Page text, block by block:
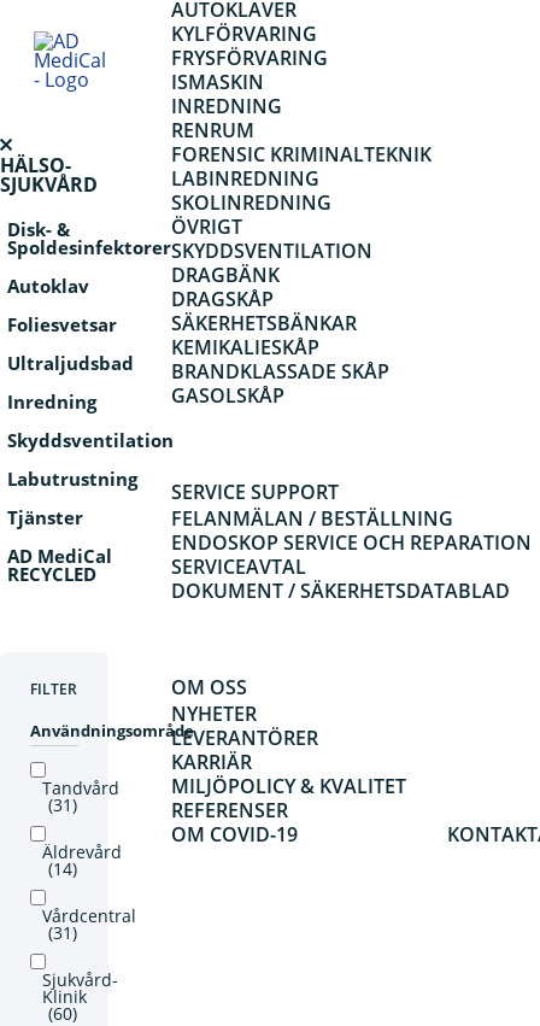
AUTOKLAVER
KYLFÖRVARING
FRYSFÖRVARING
ISMASKIN
INREDNING
RENRUM
FORENSIC KRIMINALTEKNIK
LABINREDNING
SKOLINREDNING
ÖVRIGT
SKYDDSVENTILATION
DRAGBÄNK
DRAGSKÅP
SÄKERHETSBÄNKAR
KEMIKALIESKÅP
BRANDKLASSADE SKÅP
GASOLSKÅP
SERVICE SUPPORT
FELANMÄLAN / BESTÄLLNING
ENDOSKOP SERVICE OCH REPARATION
SERVICEAVTAL
DOKUMENT / SÄKERHETSDATABLAD
OM OSS
NYHETER
LEVERANTÖRER
KARRIÄR
MILJÖPOLICY & KVALITET
REFERENSER
OM COVID-19
Archives
HÄLSO-
SJUKVÅRD
Disk- &
Spoldesinfektorer
Autoklav
Foliesvetsar
Ultraljudsbad
Inredning
Skyddsventilation
Labutrustning
Tjänster
AD MediCal
RECYCLED
FILTER
Användningsområde
Tandvård
(31)
Äldrevård
(14)
Vårdcentral
(31)
Sjukvård-
Klinik
(60)